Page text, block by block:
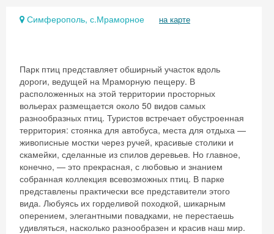
Симферополь, с.Мраморное на карте
Парк птиц представляет обширный участок вдоль
дороги, ведущей на Мраморную пещеру. В
расположенных на этой территории просторных
вольерах размещается около 50 видов самых
разнообразных птиц. Туристов встречает обустроенная
территория: стоянка для автобуса, места для отдыха —
живописные мостки через ручей, красивые столики и
скамейки, сделанные из спилов деревьев. Но главное,
конечно, — это прекрасная, с любовью и знанием
собранная коллекция всевозможных птиц. В парке
представлены практически все представители этого
вида. Любуясь их горделивой походкой, шикарным
оперением, элегантными повадками, не перестаешь
удивляться, насколько разнообразен и красив наш мир.